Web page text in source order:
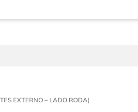
EXTERNO – LADO RODA)